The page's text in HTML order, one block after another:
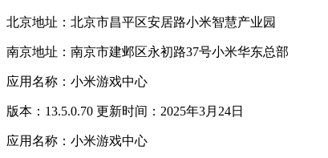
北京地址：北京市昌平区安居路小米智慧产业园
南京地址：南京市建邺区永初路37号小米华东总部
应用名称：小米游戏中心
版本：13.5.0.70 更新时间：2025年3月24日
应用名称：小米游戏中心